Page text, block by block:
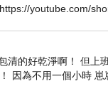
youtube.com/
清的好乾淨啊！ 但上
因為不用一個小時 崽